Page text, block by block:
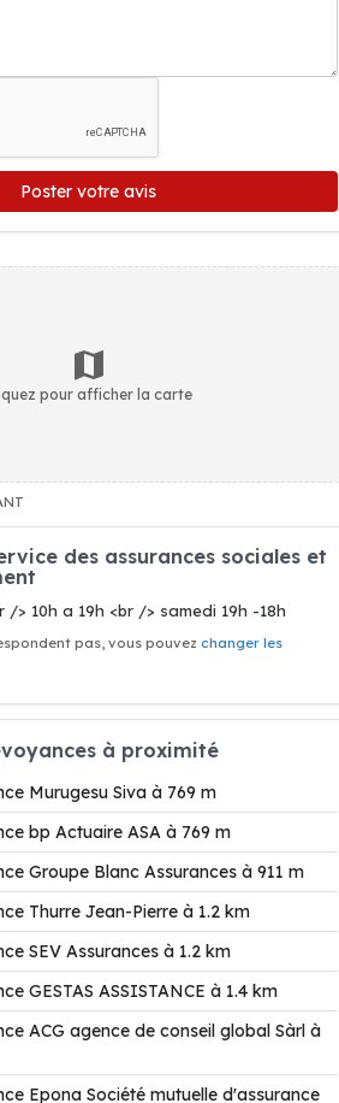
Poster votre avis
pour afficher la carte
des assurances sociales et
> 10h a 19h <br /> samedi 19h -18h
pas, vous pouvez changer les
à proximité
Murugesu Siva à 769 m
bp Actuaire ASA à 769 m
Groupe Blanc Assurances à 911 m
Thurre Jean-Pierre à 1.2 km
SEV Assurances à 1.2 km
GESTAS ASSISTANCE à 1.4 km
ACG agence de conseil global Sàrl à
Epona Société mutuelle d'assurance